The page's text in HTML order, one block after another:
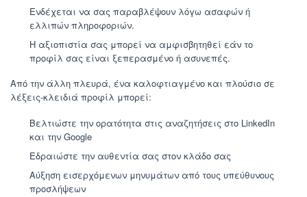
Ενδέχεται να σας παραβλέψουν λόγω ασαφών ή
ελλιπών πληροφοριών.
Η αξιοπιστία σας μπορεί να αμφισβητηθεί εάν το
προφίλ σας είναι ξεπερασμένο ή ασυνεπές.
Από την άλλη πλευρά, ένα καλοφτιαγμένο και πλούσιο σε
λέξεις-κλειδιά προφίλ μπορεί:
Βελτιώστε την ορατότητα στις αναζητήσεις στο LinkedIn
και την Google
Εδραιώστε την αυθεντία σας στον κλάδο σας
Αύξηση εισερχόμενων μηνυμάτων από τους υπεύθυνους
προσλήψεων